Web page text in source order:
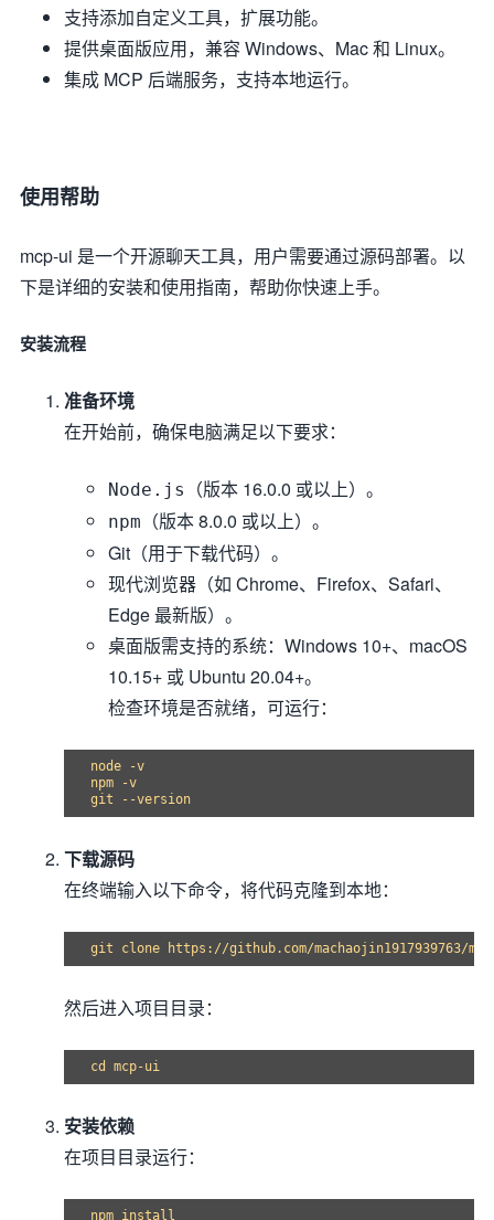
支持添加自定义工具，扩展功能。
提供桌面版应用，兼容 Windows、Mac 和 Linux。
集成 MCP 后端服务，支持本地运行。
使用帮助
mcp-ui 是一个开源聊天工具，用户需要通过源码部署。以
下是详细的安装和使用指南，帮助你快速上手。
安装流程
准备环境
在开始前，确保电脑满足以下要求：
Node.js （版本 16.0.0 或以上）。
npm
（版本 8.0.0 或以上）。
Git（用于下载代码）。
现代浏览器（如 Chrome、Firefox、Safari、
Edge 最新版）。
桌面版需支持的系统：Windows 10+、macOS
10.15+ 或 Ubuntu 20.04+。
检查环境是否就绪，可运行：
node -v
npm -v
git --version
下载源码
在终端输入以下命令，将代码克隆到本地：
然后进入项目目录：
安装依赖
在项目目录运行：